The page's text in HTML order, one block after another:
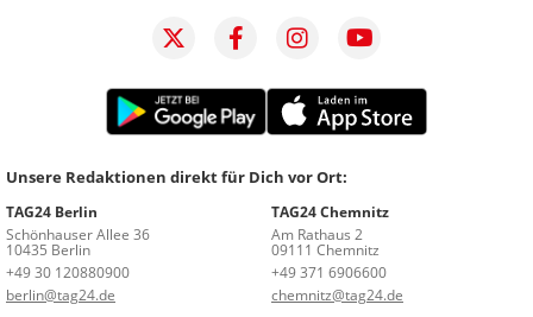
Unsere Redaktionen direkt für Dich vor Ort:
TAG24 Berlin
Schönhauser Allee 36
10435 Berlin
+49 30 120880900
berlin@tag24.de
TAG24 Chemnitz
Am Rathaus 2
09111 Chemnitz
+49 371 6906600
chemnitz@tag24.de